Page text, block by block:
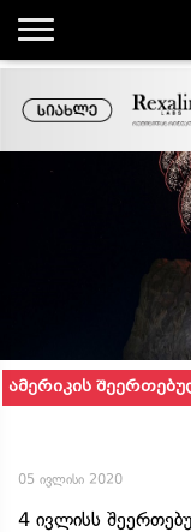
ამერიკის
05 ივლისი 2020
4 ივლისს